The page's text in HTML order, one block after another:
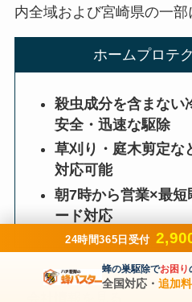
内全域および宮崎県の一部
ホームプロテ
殺虫成分を含まない
安全・迅速な駆除
草刈り・庭木剪定な
対応可能
朝7時から営業×最
ード対応
24時間365日受付
蜂の巣駆除でお困り
全国対応・追加